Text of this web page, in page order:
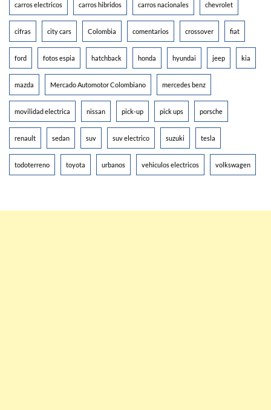
carros electricos carros hibridos carros nacionales chevrolet
cifras city cars Colombia comentarios crossover fiat
ford fotos espia hatchback honda hyundai jeep kia
mazda Mercado Automotor Colombiano mercedes benz
movilidad electrica nissan pick-up pick ups porsche
renault sedan suv suv electrico suzuki tesla
todoterreno toyota urbanos vehiculos electricos volkswagen